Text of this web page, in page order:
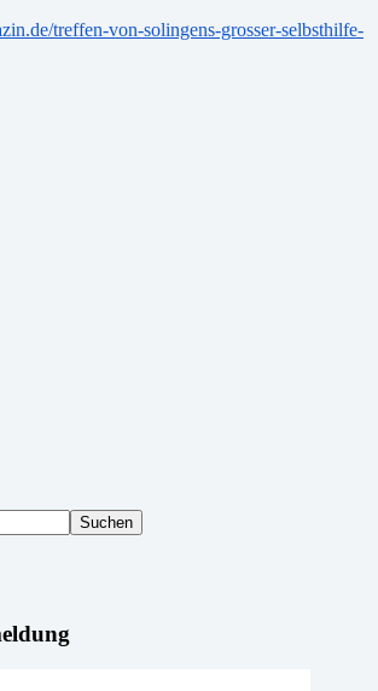
treffen-von-solingens-grosser-selbsthilfe-
Suchen